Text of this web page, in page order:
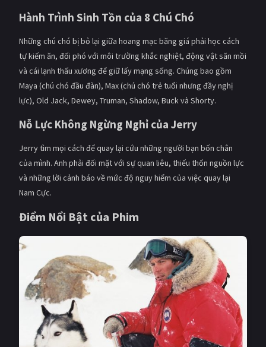
Hành Trình Sinh Tồn của 8 Chú Chó
Những chú chó bị bỏ lại giữa hoang mạc băng giá phải học cách
tự kiếm ăn, đối phó với môi trường khắc nghiệt, động vật săn mồi
và cái lạnh thấu xương để giữ lấy mạng sống. Chúng bao gồm
Maya (chú chó đầu đàn), Max (chú chó trẻ tuổi nhưng đầy nghị
lực), Old Jack, Dewey, Truman, Shadow, Buck và Shorty.
Nỗ Lực Không Ngừng Nghỉ của Jerry
Jerry tìm mọi cách để quay lại cứu những người bạn bốn chân
của mình. Anh phải đối mặt với sự quan liêu, thiếu thốn nguồn lực
và những lời cảnh báo về mức độ nguy hiểm của việc quay lại
Nam Cực.
Điểm Nổi Bật của Phim